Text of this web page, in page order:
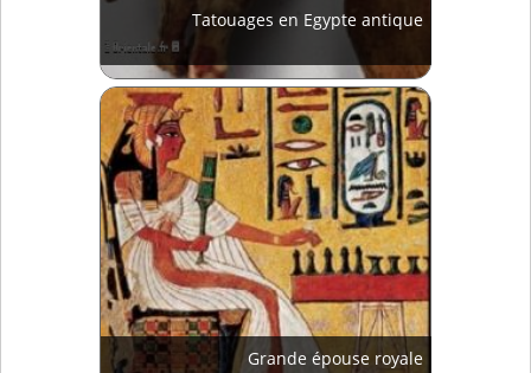
Tatouages en Egypte antique
Grande épouse royale